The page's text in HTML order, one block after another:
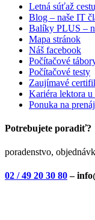
Letná súťaž
Blog – naše IT
Balíky PLUS –
Mapa stránok
Náš facebook
Počítačové
Počítačové testy
Zaujímavé
Kariéra lektora u
Ponuka na
Potrebujete poradiť?
poradenstvo,
02 / 49 20 30 80–